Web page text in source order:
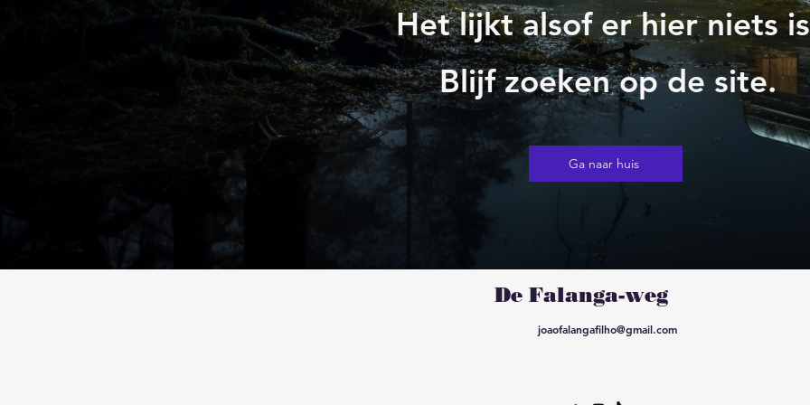
Het lijkt alsof er hier niets
Blijf zoeken op de site.
Ga naar huis
De Falanga-weg
joaofalangafilho@gmail.com